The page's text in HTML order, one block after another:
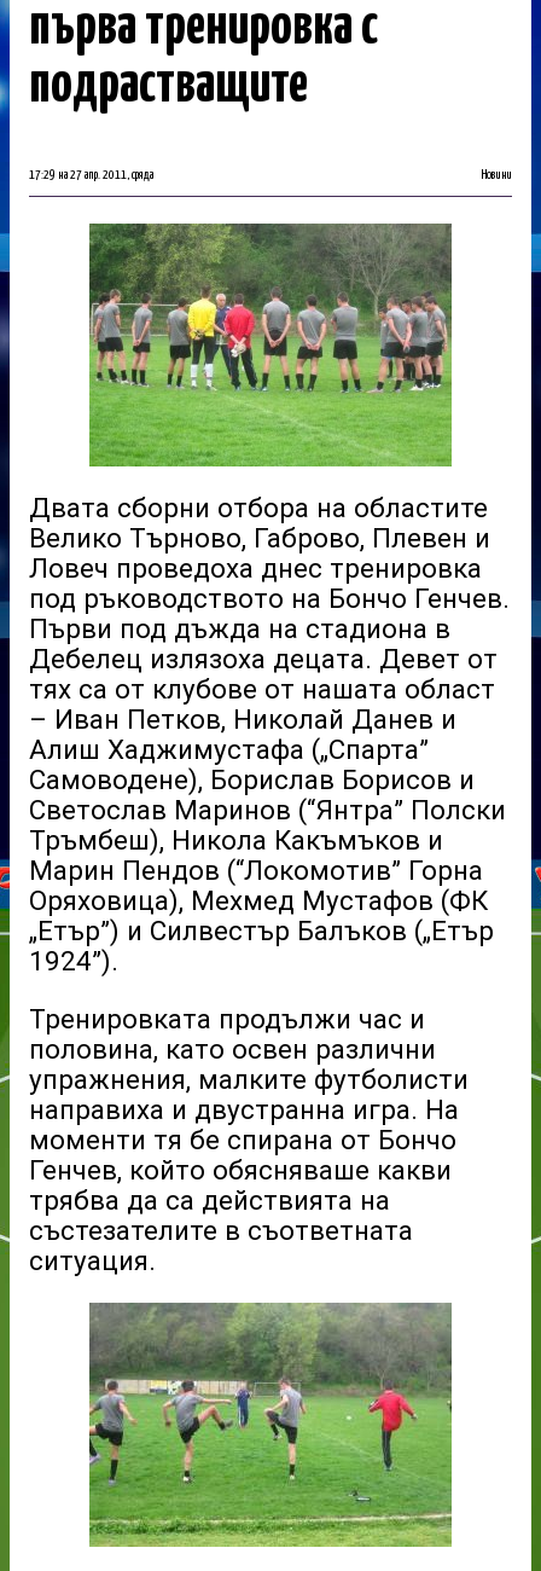
първа тренировка с
подрастващите
17:29 на 27 апр. 2011, сряда Новини
Двата сборни отбора на областите
Велико Търново, Габрово, Плевен и
Ловеч проведоха днес тренировка
под ръководството на Бончо Генчев.
Първи под дъжда на стадиона в
Дебелец излязоха децата. Девет от
тях са от клубове от нашата област
– Иван Петков, Николай Данев и
Алиш Хаджимустафа („Спарта”
Самоводене), Борислав Борисов и
Светослав Маринов (“Янтра” Полски
Тръмбеш), Никола Какъмъков и
Марин Пендов (“Локомотив” Горна
Оряховица), Мехмед Мустафов (ФК
„Етър”) и Силвестър Балъков („Етър
1924”).
Тренировката продължи час и
половина, като освен различни
упражнения, малките футболисти
направиха и двустранна игра. На
моменти тя бе спирана от Бончо
Генчев, който обясняваше какви
трябва да са действията на
състезателите в съответната
ситуация.